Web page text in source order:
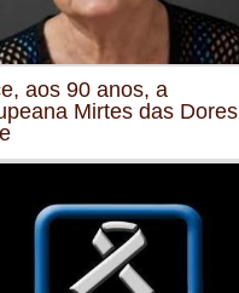
aos 90 anos, a
Mirtes das Dores